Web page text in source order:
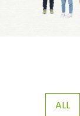
ALL